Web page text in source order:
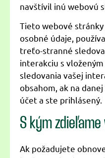
navštívil inú webovú
Tieto webové
osobné údaje,
treťo-stranné
interakciu s
sledovania vašej
obsahom, ak na
účet a ste prihlásený.
S kým
Ak požadujete